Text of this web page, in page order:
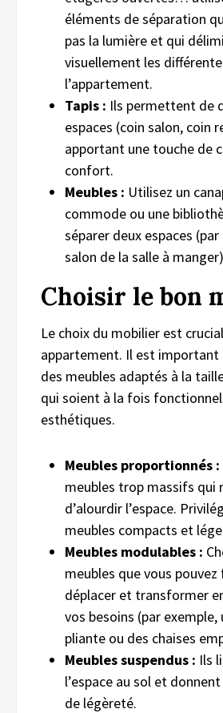
éléments de séparation
pas la lumière et qui
visuellement les
l’appartement.
Tapis : Ils permettent de
espaces (coin salon, coin
apportant une touche de
confort.
Meubles : Utilisez un
commode ou une
séparer deux espaces
salon de la salle à
Choisir le bon
Le choix du mobilier est
appartement. Il est important
des meubles adaptés à la
qui soient à la fois
esthétiques.
Meubles proportionnés :
meubles trop massifs qui
d’alourdir l’espace.
meubles compacts et
Meubles modulables :
meubles que vous
déplacer et transformer
vos besoins (par exemple,
pliante ou des chaises
Meubles suspendus : Ils
l’espace au sol et
de légèreté.